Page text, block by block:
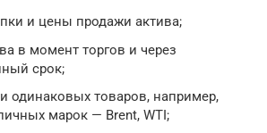
и цены продажи актива;
в момент торгов и через
срок;
одинаковых товаров, например,
марок — Brent, WTI;